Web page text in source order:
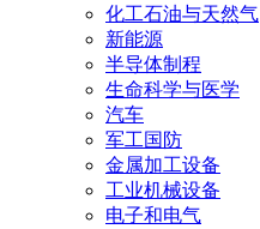
化工石油与天然气
新能源
半导体制程
生命科学与医学
汽车
军工国防
金属加工设备
工业机械设备
电子和电气